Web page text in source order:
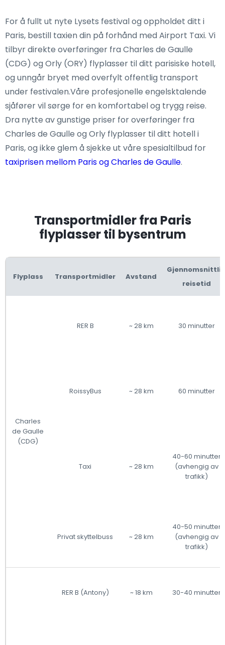
For å fullt ut nyte Lysets festival og oppholdet ditt i
Paris, bestill taxien din på forhånd med Airport Taxi. Vi
tilbyr direkte overføringer fra Charles de Gaulle
(CDG) og Orly (ORY) flyplasser til ditt parisiske hotell,
og unngår bryet med overfylt offentlig transport
under festivalen.Våre profesjonelle engelsktalende
sjåfører vil sørge for en komfortabel og trygg reise.
Dra nytte av gunstige priser for overføringer fra
Charles de Gaulle og Orly flyplasser til ditt hotell i
Paris, og ikke glem å sjekke ut våre spesialtilbud for
taxiprisen mellom Paris og Charles de Gaulle.
Transportmidler fra Paris
flyplasser til bysentrum
Flyplass Transportmidler Avstand
reisetid
Charles
de Gaulle
(CDG)
RER B ~ 28 km 30 minutter
RoissyBus ~ 28 km 60 minutter
Taxi ~ 28 km
40-60 minutter
(avhengig av
trafikk)
Privat skyttelbuss ~ 28 km
40-50 minutter
(avhengig av
trafikk)
RER B (Antony) ~ 18 km 30-40 minutter